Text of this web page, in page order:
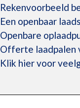
Rekenvoorbeeld
Een openbaar
Openbare
Offerte laadpalen
Klik hier voor